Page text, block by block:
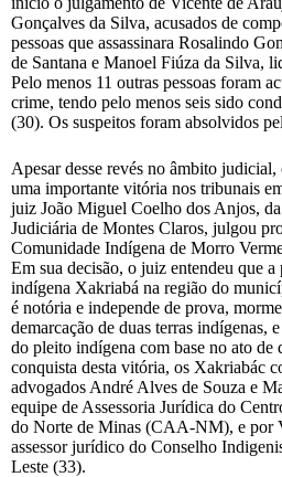
Gonçalves da Silva, acusados de
pessoas que assassinara Rosalindo
de Santana e Manoel Fiúza da Silva,
Pelo menos 11 outras pessoas foram
crime, tendo pelo menos seis sido
(30). Os suspeitos foram absolvidos
Apesar desse revés no âmbito
uma importante vitória nos tribunais
juiz João Miguel Coelho dos Anjos, da
Judiciária de Montes Claros, julgou
Comunidade Indígena de Morro
Em sua decisão, o juiz entendeu que a
indígena Xakriabá na região do
é notória e independe de prova,
demarcação de duas terras indígenas,
do pleito indígena com base no ato de
conquista desta vitória, os Xakriabác
advogados André Alves de Souza e
equipe de Assessoria Jurídica do
do Norte de Minas (CAA-NM), e por
assessor jurídico do Conselho
Leste (33).